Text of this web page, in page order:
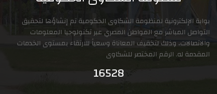
لمنظومة الشكاوى الحكومية تم إنشاؤها لتحقيق
مع المواطن المصري عبر تكنولوجيا المعلومات
وذلك لتخفيف المعاناة وسعياً للارتقاء بمستوى الخدمات
الرقم المختصر للشكاوى